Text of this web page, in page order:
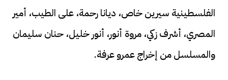
الفلسطينية سيرين خاص، ديانا رحمة، على الطيب، أمير
المصري، أشرف زكي، مروة أنور، أنور خليل، حنان سليمان
والمسلسل من إخراج عمرو عرفة.